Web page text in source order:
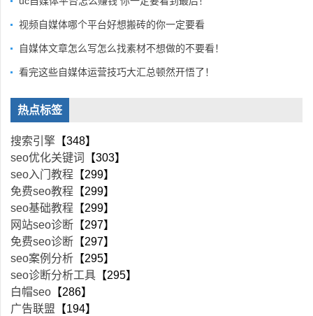
视频自媒体哪个平台好想搬砖的你一定要看
自媒体文章怎么写怎么找素材不想做的不要看！
看完这些自媒体运营技巧大汇总顿然开悟了！
热点标签
搜索引擎 【348】
seo优化关键词
【303】
seo入门教程 【299】
免费seo教程 【299】
seo基础教程 【299】
网站seo诊断 【297】
免费seo诊断 【297】
seo案例分析 【295】
seo诊断分析工具 【295】
白帽seo 【286】
广告联盟 【194】